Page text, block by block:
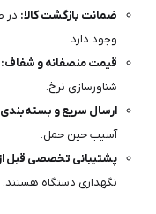
ضمانت بازگشت کالا: در
وجود دارد.
قیمت منصفانه و شفاف:
شناورسازی نرخ.
ارسال سریع و
آسیب حین حمل.
پشتیبانی تخصصی قبل
نگهداری دستگاه هستند.